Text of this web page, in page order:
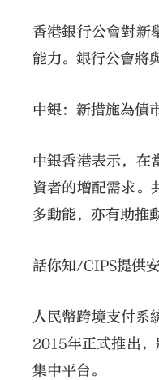
香港銀行公會對新
能力。銀行公會將
中銀：新措施為債
中銀香港表示，在
資者的增配需求。
多動能，亦有助推
話你知/CIPS提供
人民幣跨境支付系
2015年正式推出
集中平台。